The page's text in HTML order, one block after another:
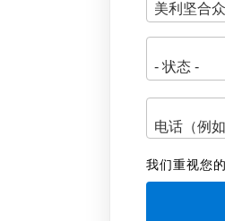
址
我们重视您